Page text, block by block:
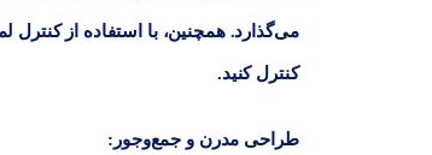
می‌گذارد. همچنین، با استفاده از
کنترل کنید.
طراحی مدرن و جمع‌وجور :